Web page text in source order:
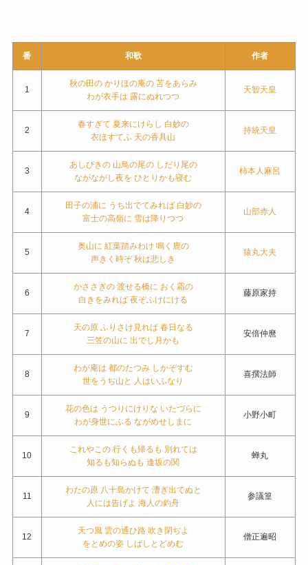
番 和歌 作者
1
秋の田の かりほの庵の 苫をあらみ
わが衣手は 露にぬれつつ
天智天皇
2
春すぎて 夏来にけらし 白妙の
衣ほすてふ 天の香具山
持統天皇
3
あしびきの 山鳥の尾の しだり尾の
ながながし夜を ひとりかも寝む
柿本人麻呂
4
田子の浦に うち出でてみれば 白妙の
富士の高嶺に 雪は降りつつ
山部赤人
5
奥山に 紅葉踏みわけ 鳴く鹿の
声きく時ぞ 秋は悲しき
猿丸大夫
6
かささぎの 渡せる橋に おく霜の
白きをみれば 夜ぞふけにける
藤原家持
7
天の原 ふりさけ見れば 春日なる
三笠の山に 出でし月かも
安倍仲麿
8
わが庵は 都のたつみ しかぞすむ
世をうぢ山と 人はいふなり
喜撰法師
9
花の色は うつりにけりな いたづらに
わが身世にふる ながめせしまに
小野小町
10
これやこの 行くも帰るも 別れては
知るも知らぬも 逢坂の関
蝉丸
11
わたの原 八十島かけて 漕ぎ出でぬと
人には告げよ 海人の釣舟
参議篁
12
天つ風 雲の通ひ路 吹き閉ぢよ
をとめの姿 しばしとどめむ
僧正遍昭